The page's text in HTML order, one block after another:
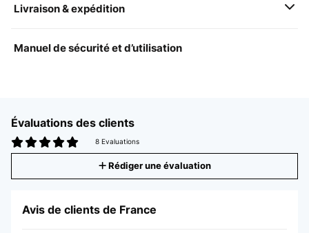
Livraison & expédition
Manuel de sécurité et d’utilisation
Évaluations des clients
8 Evaluations
Rédiger une évaluation
Avis de clients de France